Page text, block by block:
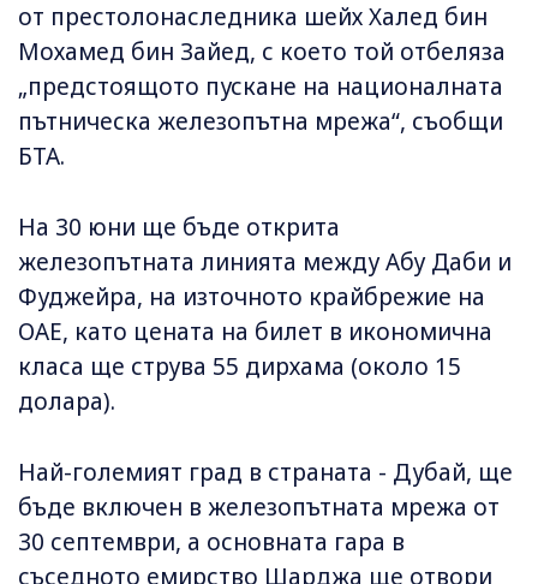
от престолонаследника шейх Халед бин
Мохамед бин Зайед, с което той отбеляза
„предстоящото пускане на националната
пътническа железопътна мрежа“, съобщи
БТА.
На 30 юни ще бъде открита
железопътната линията между Абу Даби и
Фуджейра, на източното крайбрежие на
ОАЕ, като цената на билет в икономична
класа ще струва 55 дирхама (около 15
долара).
Най-големият град в страната - Дубай, ще
бъде включен в железопътната мрежа от
30 септември, а основната гара в
съседното емирство Шарджа ще отвори